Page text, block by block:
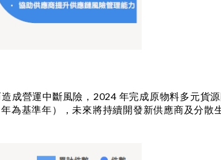
成營運中斷風險，2024 年完成原物料多元貨
為基準年），未來將持續開發新供應商及分散